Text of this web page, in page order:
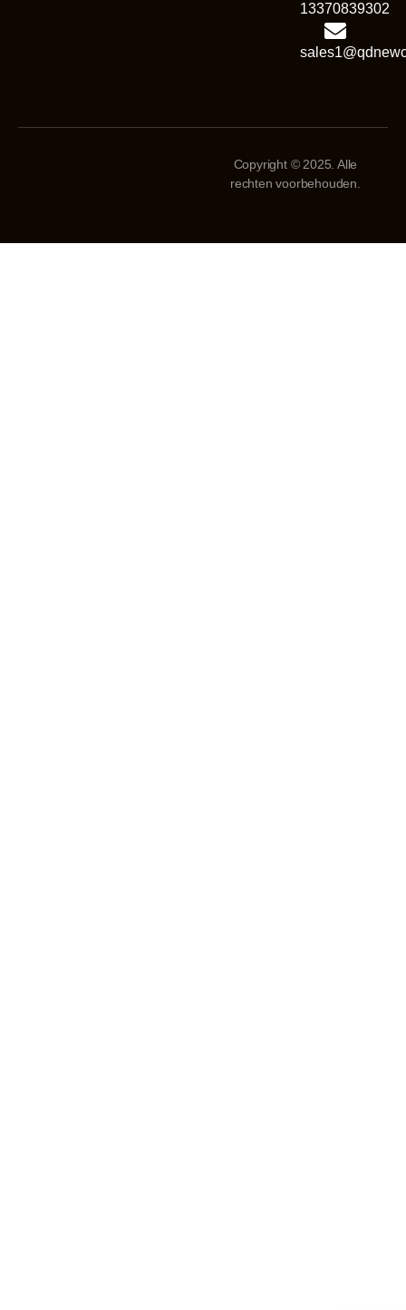
13370839302
Copyright © 2025. Alle
rechten voorbehouden.